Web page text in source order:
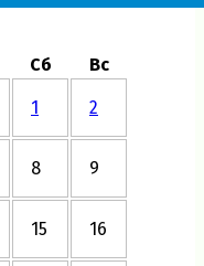
Сб Вс
1 2
8 9
15 16